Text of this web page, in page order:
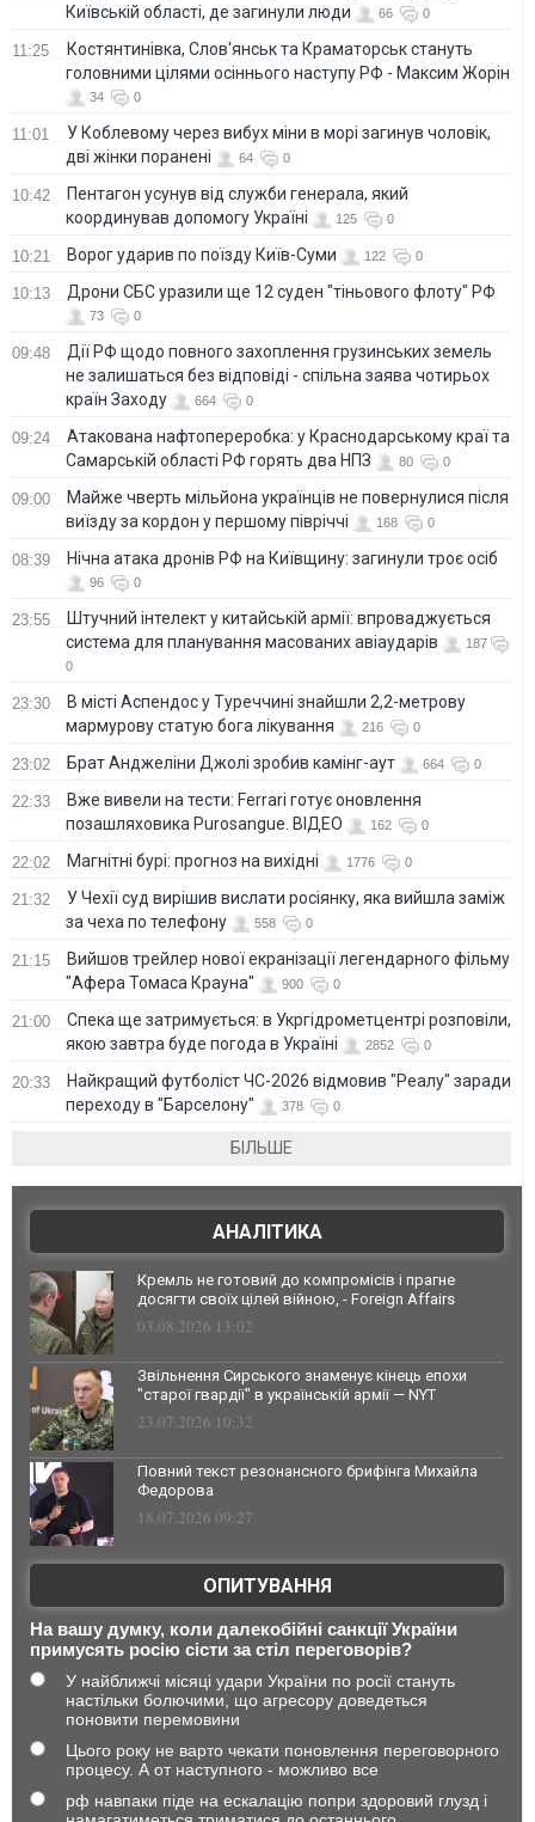
Київській області, де загинули люди
66 0
11:25
Костянтинівка, Слов'янськ та Краматорськ стануть
головними цілями осіннього наступу РФ - Максим Жорін
34 0
11:01
У Коблевому через вибух міни в морі загинув чоловік,
дві жінки поранені
64 0
10:42
Пентагон усунув від служби генерала, який
координував допомогу Україні
125 0
10:21 Ворог ударив по поїзду Київ-Суми 122 0
10:13 Дрони СБС уразили ще 12 суден "тіньового флоту" РФ
73 0
09:48
Дії РФ щодо повного захоплення грузинських земель
не залишаться без відповіді - спільна заява чотирьох
країн Заходу
664 0
09:24
Атакована нафтопереробка: у Краснодарському краї та
Самарській області РФ горять два НПЗ
80 0
09:00
Майже чверть мільйона українців не повернулися після
виїзду за кордон у першому півріччі
168 0
08:39 Нічна атака дронів РФ на Київщину: загинули троє осіб
96 0
23:55
Штучний інтелект у китайській армії: впроваджується
система для планування масованих авіаударів
187
0
23:30
В місті Аспендос у Туреччині знайшли 2,2-метрову
мармурову статую бога лікування
216 0
23:02 Брат Анджеліни Джолі зробив камінг-аут 664 0
22:33
Вже вивели на тести: Ferrari готує оновлення
позашляховика Purosangue. ВІДЕО
162 0
22:02 Магнітні бурі: прогноз на вихідні 1776 0
21:32
У Чехії суд вирішив вислати росіянку, яка вийшла заміж
за чеха по телефону
558 0
21:15
Вийшов трейлер нової екранізації легендарного фільму
"Афера Томаса Крауна"
900 0
21:00
Спека ще затримується: в Укргідрометцентрі розповіли,
якою завтра буде погода в Україні
2852 0
20:33
Найкращий футболіст ЧС-2026 відмовив "Реалу" заради
переходу в "Барселону"
378 0
БІЛЬШЕ
АНАЛІТИКА
Кремль не готовий до компромісів і прагне
досягти своїх цілей війною, - Foreign Affairs
03.08.2026 13:02
Звільнення Сирського знаменує кінець епохи
"старої гвардії" в українській армії — NYT
23.07.2026 10:32
Повний текст резонансного брифінга Михайла
Федорова
18.07.2026 09:27
ОПИТУВАННЯ
На вашу думку, коли далекобійні санкції України
примусять росію сісти за стіл переговорів?
У найближчі місяці удари України по росії стануть
настільки болючими, що агресору доведеться
поновити перемовини
Цього року не варто чекати поновлення переговорного
процесу. А от наступного - можливо все
рф навпаки піде на ескалацію попри здоровий глузд і